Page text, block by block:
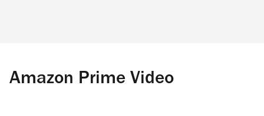
Amazon Prime Video